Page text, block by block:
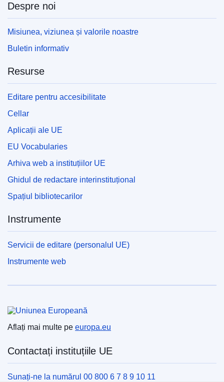
Despre noi
Misiunea, viziunea și valorile noastre
Buletin informativ
Resurse
Editare pentru accesibilitate
Cellar
Aplicații ale UE
EU Vocabularies
Arhiva web a instituțiilor UE
Ghidul de redactare interinstituțional
Spațiul bibliotecarilor
Instrumente
Servicii de editare (personalul UE)
Instrumente web
Aflați mai multe pe europa.eu
Contactați instituțiile UE
Sunați-ne la numărul 00 800 6 7 8 9 10 11